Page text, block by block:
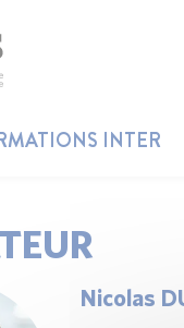
INTER
Nicolas